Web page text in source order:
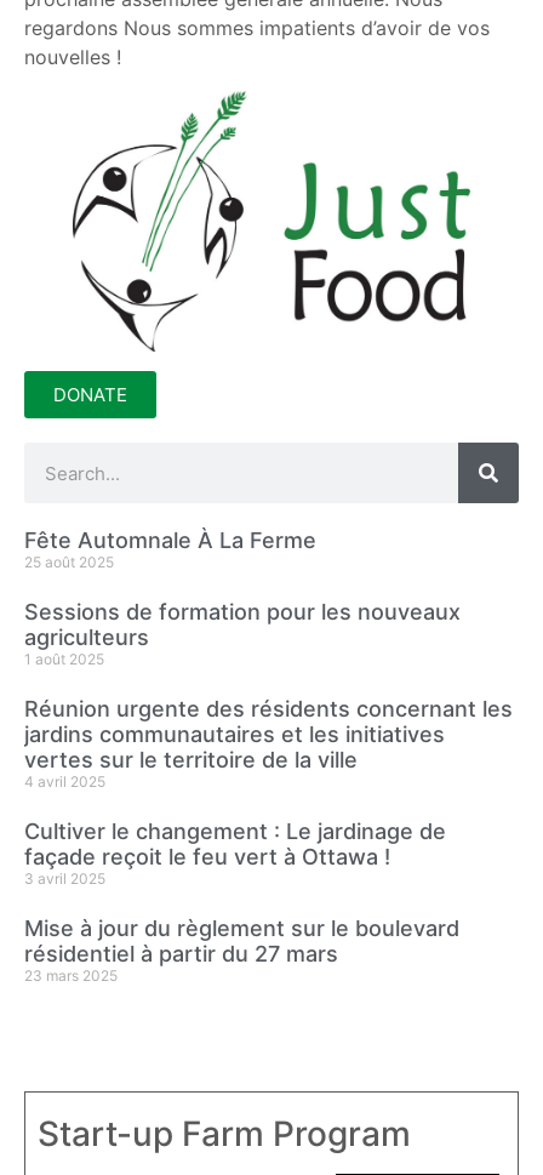
regardons Nous sommes impatients d’avoir de vos
nouvelles !
DONATE
Fête Automnale À La Ferme
25 août 2025
Sessions de formation pour les nouveaux
agriculteurs
1 août 2025
Réunion urgente des résidents concernant les
jardins communautaires et les initiatives
vertes sur le territoire de la ville
4 avril 2025
Cultiver le changement : Le jardinage de
façade reçoit le feu vert à Ottawa !
3 avril 2025
Mise à jour du règlement sur le boulevard
résidentiel à partir du 27 mars
23 mars 2025
Start-up Farm Program